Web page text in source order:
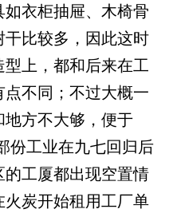
衣柜抽屉、木椅骨
比较多，因此这时
上，都和后来在工
不同；不过大概一
方不大够，便于
份工业在九七回归后
工厦都出现空置情
炭开始租用工厂单